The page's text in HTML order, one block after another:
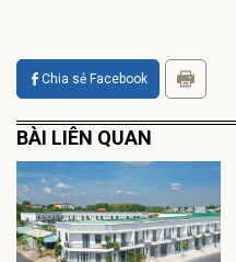
Chia sẻ Facebook
BÀI LIÊN QUAN